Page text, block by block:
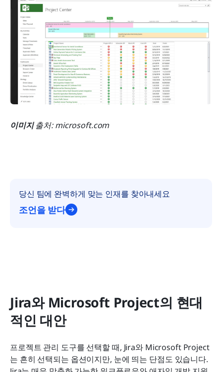
이미지 출처: microsoft.com
당신 팀에 완벽하게 맞는 인재를 찾아내세요
조언을 받다
Jira와 Microsoft Project의 현대
적인 대안
프로젝트 관리 도구를 선택할 때, Jira와 Microsoft Project
는 흔히 선택되는 옵션이지만, 눈에 띄는 단점도 있습니다.